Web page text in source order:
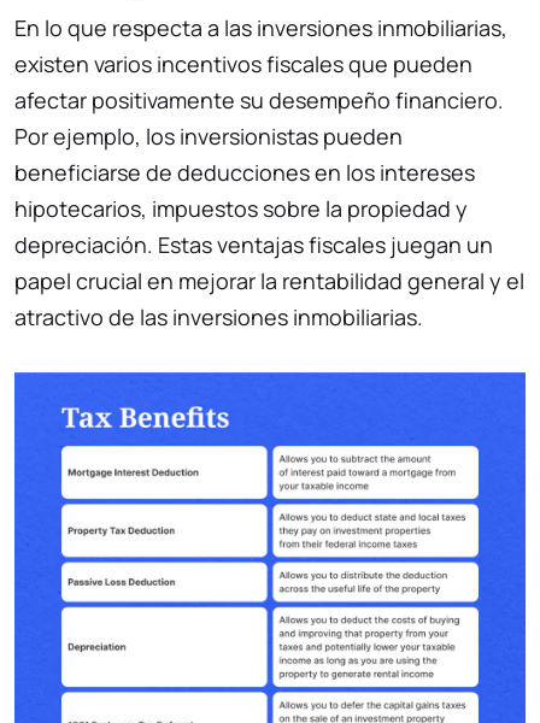
En lo que respecta a las inversiones inmobiliarias,
existen varios incentivos fiscales que pueden
afectar positivamente su desempeño financiero.
Por ejemplo, los inversionistas pueden
beneficiarse de deducciones en los intereses
hipotecarios, impuestos sobre la propiedad y
depreciación. Estas ventajas fiscales juegan un
papel crucial en mejorar la rentabilidad general y el
atractivo de las inversiones inmobiliarias.